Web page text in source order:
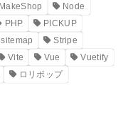
MakeShop
Node
PHP
PICKUP
sitemap
Stripe
Vite Vue
Vuetify
ロリポップ